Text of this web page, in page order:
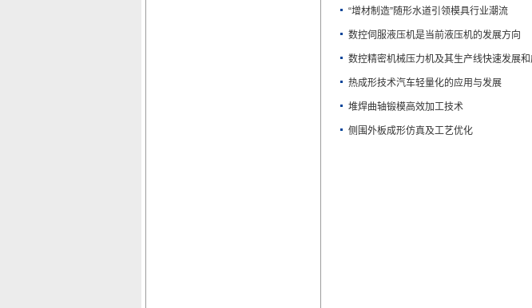
“增材制造”随形水道引领模具行业潮流
数控伺服液压机是当前液压机的发展方向
数控精密机械压力机及其生产线快速发展和
热成形技术汽车轻量化的应用与发展
堆焊曲轴锻模高效加工技术
侧围外板成形仿真及工艺优化